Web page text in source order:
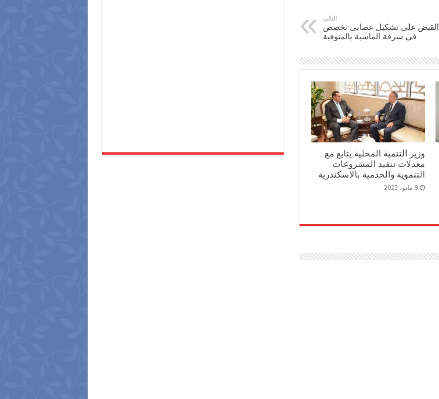
التالي
القبض على تشكيل عصابى تخصص
فى سرقة الماشية بالمنوفية
وزير التنمية المحلية يتابع مع
معدلات تنفيذ المشروعات
التنموية والخدمية بالاسكندرية
9 مايو، 2023